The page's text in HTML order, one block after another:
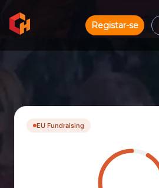
Registar-se
EU Fundraising